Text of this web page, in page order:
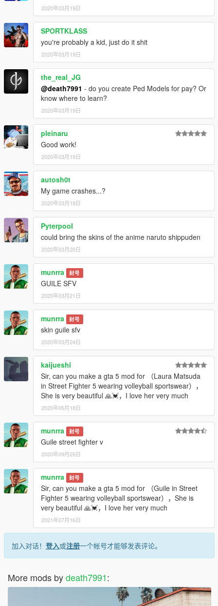
2020年03月19日
SPORTKLASS
you're probably a kid, just do it shit
2020年03月19日
the_real_JG
@death7991 - do you create Ped Models for pay? Or
know where to learn?
2020年03月19日
pleinaru
Good work!
2020年03月19日
autosh0t
My game crashes...?
2020年03月19日
Pyterpool
could bring the skins of the anime naruto shippuden
2020年03月20日
munrra 封号
GUILE SFV
2020年03月21日
munrra 封号
skin guile sfv
2020年03月24日
kaijueshi
Sir, can you make a gta 5 mod for （Laura Matsuda
in Street Fighter 5 wearing volleyball sportswear），
She is very beautiful 🙏💓，I love her very much
2020年05月18日
munrra 封号
Guile street fighter v
2020年09月25日
munrra 封号
Sir, can you make a gta 5 mod for （Guile in Street
Fighter 5 wearing volleyball sportswear），She is
very beautiful 🙏💓，I love her very much
2021年07月16日
加入对话！ 登入或注册一个帐号才能够发表评论。
More mods bydeath7991: